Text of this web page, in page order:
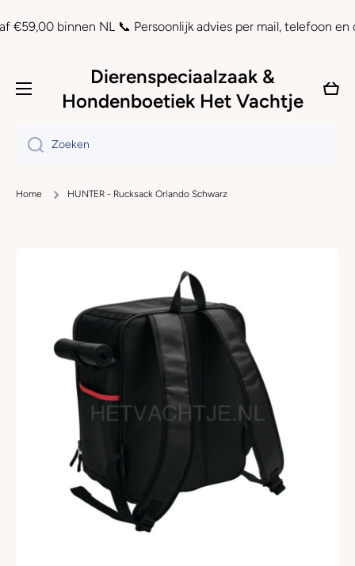
Doorgaan naar artikel
binnen NL 📞 Persoonlijk advies per mail, telefoon en
Dierenspeciaalzaak &
Hondenboetiek Het Vachtje
Zoeken
Home HUNTER - Rucksack Orlando Schwarz